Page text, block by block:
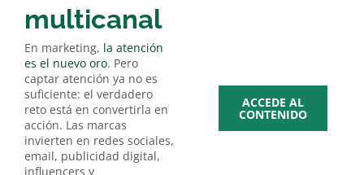
multicanal
En marketing, la atención
es el nuevo oro. Pero
captar atención ya no es
suficiente: el verdadero
reto está en convertirla en
acción. Las marcas
invierten en redes sociales,
email, publicidad digital,
influencers y
ACCEDE AL
CONTENIDO